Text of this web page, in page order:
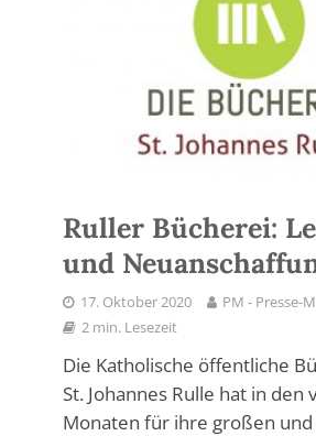
Ruller Bücherei:
und
17. Oktober 2020
PM - Presse-
2 min. Lesezeit
Die Katholische öffentliche
St. Johannes Rulle hat in den
Monaten für ihre großen